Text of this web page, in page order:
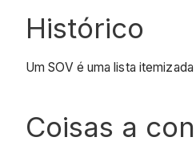
Histórico
Um SOV é uma lista
Coisas a